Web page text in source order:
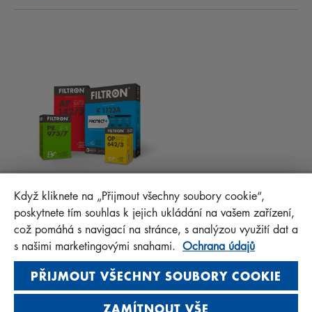
FAQ
MANN+HUMMEL FT Poland
Sp. z o. o. Sp. k.
ul. Wrocławska 145, 63-800 GOSTYŃ, POLAND
Privacy Statement
Imprint
Když kliknete na „Přijmout všechny soubory cookie“,
poskytnete tím souhlas k jejich ukládání na vašem zařízení,
což pomáhá s navigací na stránce, s analýzou využití dat a
s našimi marketingovými snahami. Ochrana údajů
PŘIJMOUT VŠECHNY SOUBORY COOKIE
ZAMÍTNOUT VŠE